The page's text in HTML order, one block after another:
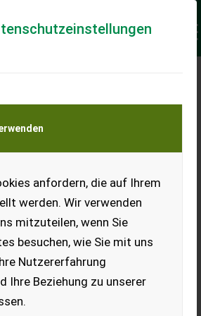
anfordern, die auf Ihrem
werden. Wir verwenden
mitzuteilen, wenn Sie
besuchen, wie Sie mit uns
Nutzererfahrung
Ihre Beziehung zu unserer
und Baumaschinen –
Tiertransporte
Ort